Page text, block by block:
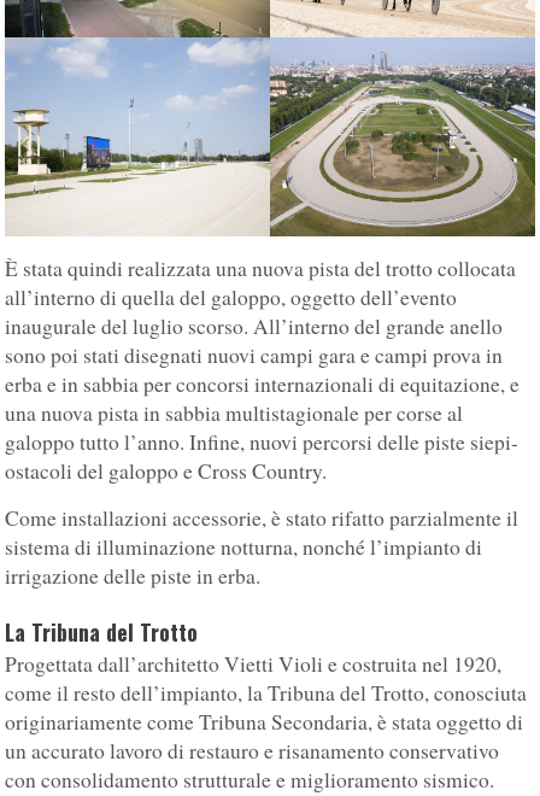
È stata quindi realizzata una nuova pista del trotto collocata
all’interno di quella del galoppo, oggetto dell’evento
inaugurale del luglio scorso. All’interno del grande anello
sono poi stati disegnati nuovi campi gara e campi prova in
erba e in sabbia per concorsi internazionali di equitazione, e
una nuova pista in sabbia multistagionale per corse al
galoppo tutto l’anno. Infine, nuovi percorsi delle piste siepi-
ostacoli del galoppo e Cross Country.
Come installazioni accessorie, è stato rifatto parzialmente il
sistema di illuminazione notturna, nonché l’impianto di
irrigazione delle piste in erba.
La Tribuna del Trotto
Progettata dall’architetto Vietti Violi e costruita nel 1920,
come il resto dell’impianto, la Tribuna del Trotto, conosciuta
originariamente come Tribuna Secondaria, è stata oggetto di
un accurato lavoro di restauro e risanamento conservativo
con consolidamento strutturale e miglioramento sismico.